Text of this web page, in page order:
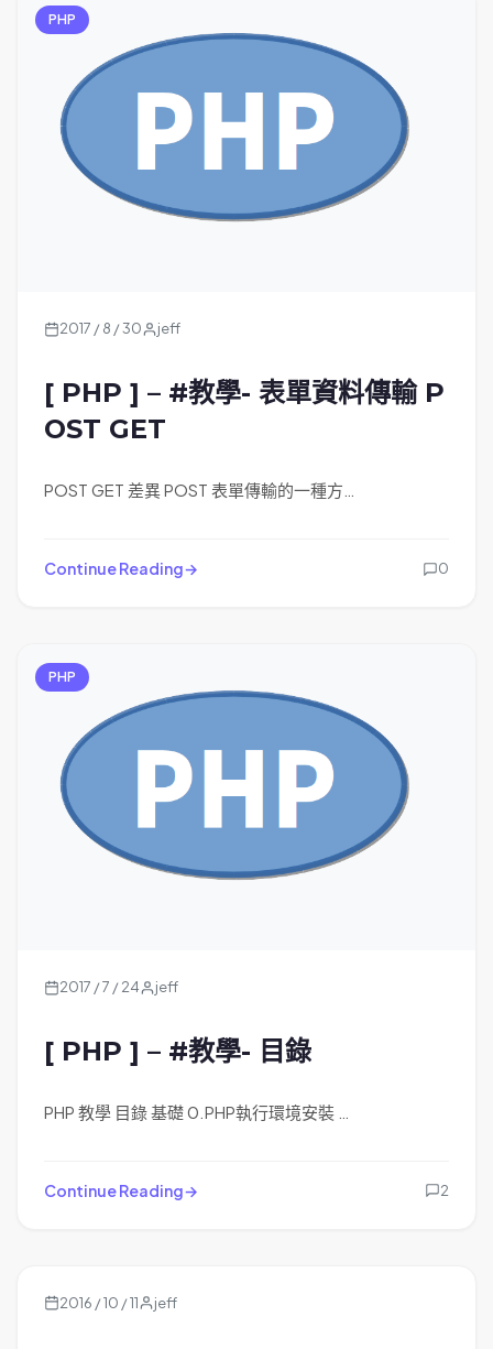
PHP
2017 / 8 / 30 jeff
[ PHP ] – #教學- 表單資料傳輸 P
OST GET
POST GET 差異 POST 表單傳輸的一種方…
Continue Reading 0
PHP
2017 / 7 / 24 jeff
[ PHP ] – #教學- 目錄
PHP 教學 目錄 基礎 0.PHP執行環境安裝 …
Continue Reading 2
2016 / 10 / 11 jeff